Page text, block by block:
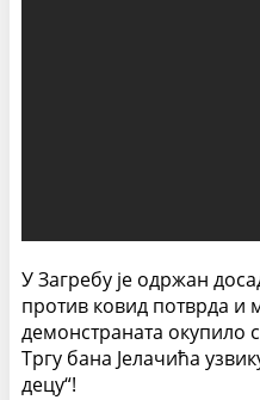
У Загребу је одржан
против ковид потврда и
демонстраната окупило
Тргу бана Јелачића
децу“!